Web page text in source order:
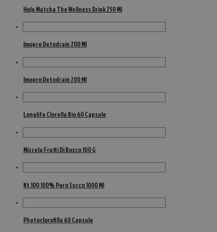
Holy Matcha The Wellness Drink 250 Ml
Imopro Detodrain 200 Ml
Imopro Detodrain 200 Ml
Longlife Clorella Bio 60 Capsule
Miscela Frutti Di Bosco 100 G
Nt 100 100% Puro Succo 1000 Ml
Phytoclorofilla 60 Capsule